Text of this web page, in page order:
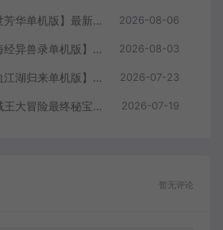
爱游网单亲测【盛世芳华单机版】最新整理宫斗养成回合抽卡多区跨服代金券内购虚拟机一键端视频教学+linux手工外网端文本教学 2026-08-06
爱游网单亲测【山海经异兽录单机版】最新整理11赛季代金券内购版 带GM物品充值后台 模拟器手游 解压一键端 视频安装教学+手工端文本教学 2026-08-03
爱游网单亲测【热血江湖归来单机版】最新整理7职业精修多项修复 带网页GM物品后台 代金券内购 虚拟机一键端视频安装教学+手工端文本教学 2026-07-23
爱游网单亲测【海贼王大冒险最终秘宝】最新整理单机修复版 带网页GM充值物品后台 回合制抽卡模拟器手游 虚拟机一键端视频教学+手工端文本教学 2026-07-19
暂无评论